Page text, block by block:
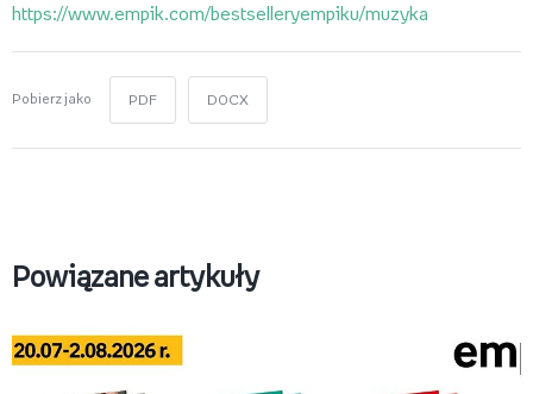
https://www.empik.com/bestselleryempiku/muzyka
Pobierz jako PDF DOCX
Powiązane artykuły